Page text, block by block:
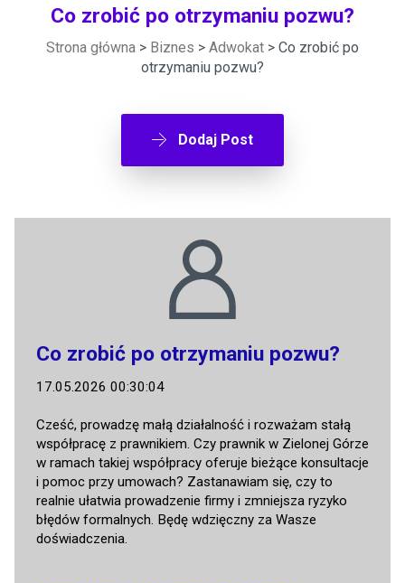
Co zrobić po otrzymaniu pozwu?
Strona główna > Biznes > Adwokat > Co zrobić po
otrzymaniu pozwu?
Dodaj Post
Co zrobić po otrzymaniu pozwu?
17.05.2026 00:30:04
Cześć, prowadzę małą działalność i rozważam stałą
współpracę z prawnikiem. Czy prawnik w Zielonej Górze
w ramach takiej współpracy oferuje bieżące konsultacje
i pomoc przy umowach? Zastanawiam się, czy to
realnie ułatwia prowadzenie firmy i zmniejsza ryzyko
błędów formalnych. Będę wdzięczny za Wasze
doświadczenia.